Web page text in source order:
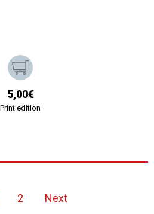
5,00€
Print edition
2 Next